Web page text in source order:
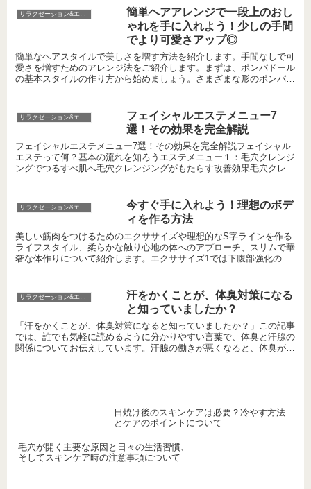
簡単ヘアアレンジで一段上のおし
ゃれを手に入れよう！少しの手間
でより可愛さアップ◎
簡単なヘアスタイルで美しさを増す方法を紹介します。手間なしで可
愛さを増すためのアレンジ法をご紹介します。まずは、ポンパドール
の基本スタイルの作り方から始めましょう。さまざまな形のポンパド
リラクゼーション&エステ
フェイシャルエステメニュー7
選！その効果を完全解説
フェイシャルエステメニュー7選！その効果を完全解説フェイシャル
エステって何？基本の流れを知ろうエステメニュー１：毛穴クレンジ
ングでつるすべ肌へ毛穴クレンジングがもたらす改善効果毛穴クレン
今すぐ手に入れよう！理想のボデ
ィを作る方法
美しい筋肉をつけるためのエクササイズや理想的なS字ラインを作る
ライフスタイル、柔らかな触り心地の体へのアプローチ、スリムで華
奢な体作りについて紹介します。エクササイズ1では下腹部強化のた
汗をかくことが、体臭対策になる
と知っていましたか？
「汗をかくことが、体臭対策になると知っていましたか？」この記事
では、誰でも気軽に読めるように分かりやすい言葉で、体臭と汗腺の
関係についてお伝えしています。汗腺の働きが悪くなると、体臭が気
日焼け後のスキンケアは必要？冷やす方法
とケアのポイントについて
毛穴が開く主要な原因と日々の生活習慣、
そしてスキンケア時の注意事項について